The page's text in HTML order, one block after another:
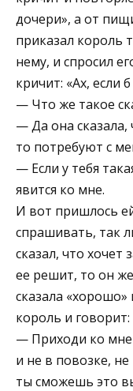
дочери», а от
приказал король
нему, и спросил
кричит: «Ах, если
— Что же такое
— Да она сказала,
то потребуют с
— Если у тебя
явится ко мне.
И вот пришлось
спрашивать, так
сказал, что хочет
ее решит, то он
сказала «хорошо»
король и говорит:
— Приходи ко мне
и не в повозке,
ты сможешь это